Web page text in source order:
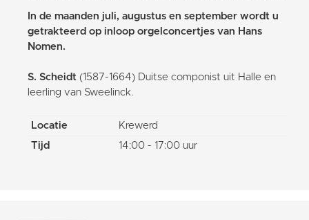
In de maanden juli, augustus en september wordt u
getrakteerd op inloop orgelconcertjes van Hans
Nomen.
S. Scheidt (1587-1664) Duitse componist uit Halle en
leerling van Sweelinck.
Locatie
Krewerd
Tijd
14:00 - 17:00 uur